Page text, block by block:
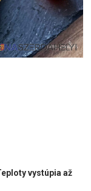
vystúpia až